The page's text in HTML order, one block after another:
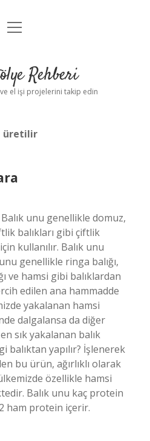
Anasayfa
Uyarı
menüyü
Rehberi
ve el işi projelerini takip edin
üretilir
unu genellikle domuz,
balıkları gibi çiftlik
kullanılır. Balık unu
genellikle ringa balığı,
ve hamsi gibi balıklardan
edilen ana hammadde
yakalanan hamsi
dalgalansa da diğer
sık yakalanan balık
balıktan yapılır? İşlenerek
bu ürün, ağırlıklı olarak
özellikle hamsi
Balık unu kaç protein
ham protein içerir.